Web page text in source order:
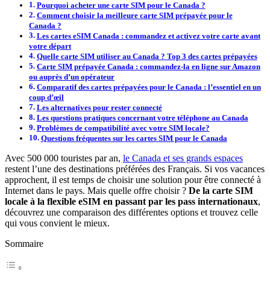
Pourquoi acheter une carte SIM pour le Canada ?
Comment choisir la meilleure carte SIM prépayée pour le
Canada ?
Les cartes eSIM Canada : commandez et activez votre carte avant
votre départ
Quelle carte SIM utiliser au Canada ? Top 3 des cartes prépayées
Carte SIM prépayée Canada : commandez-la en ligne sur Amazon
ou auprès d’un opérateur
Comparatif des cartes prépayées pour le Canada : l’essentiel en un
coup d’œil
Les alternatives pour rester connecté
Les questions pratiques concernant votre téléphone au Canada
Problèmes de compatibilité avec votre SIM locale?
Questions fréquentes sur les cartes SIM pour le Canada
Avec 500 000 touristes par an, le Canada et ses grands espaces
restent l’une des destinations préférées des Français. Si vos vacances
approchent, il est temps de choisir une solution pour être connecté à
Internet dans le pays. Mais quelle offre choisir ? De la carte SIM
locale à la flexible eSIM en passant par les pass internationaux,
découvrez une comparaison des différentes options et trouvez celle
qui vous convient le mieux.
Sommaire